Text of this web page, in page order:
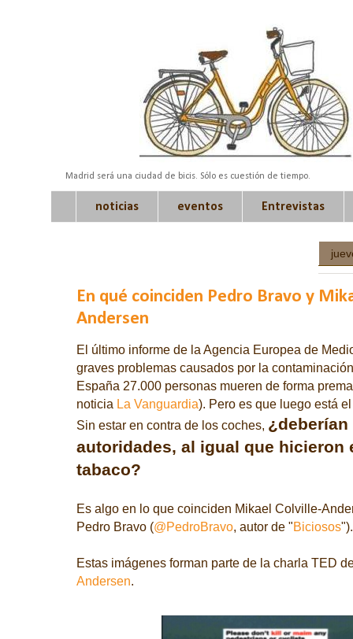
Madrid será una ciudad de bicis. Sólo es cuestión de tiempo.
noticias eventos Entrevistas
En qué coinciden Pedro Bravo y
Andersen
El último informe de la Agencia Europea de
graves problemas causados por la
España 27.000 personas mueren de forma
noticia La Vanguardia). Pero es que luego está
Sin estar en contra de los coches,
autoridades, al igual que hicieron
tabaco?
Es algo en lo que coinciden Mikael Colville-
Pedro Bravo (@PedroBravo, autor de "Biciosos").
Estas imágenes forman parte de la charla TED
Andersen.